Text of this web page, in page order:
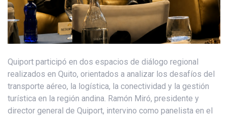
Quiport participó en dos espacios de diálogo regional
realizados en Quito, orientados a analizar los desafíos del
transporte aéreo, la logística, la conectividad y la gestión
turística en la región andina. Ramón Miró, presidente y
director general de Quiport, intervino como panelista en el